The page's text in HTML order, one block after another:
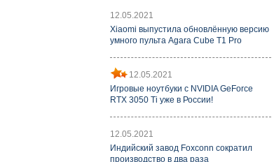
12.05.2021
Xiaomi выпустила обновлённую версию
умного пульта Agara Cube T1 Pro
12.05.2021
Игровые ноутбуки с NVIDIA GeForce
RTX 3050 Ti уже в России!
12.05.2021
Индийский завод Foxconn сократил
производство в два раза